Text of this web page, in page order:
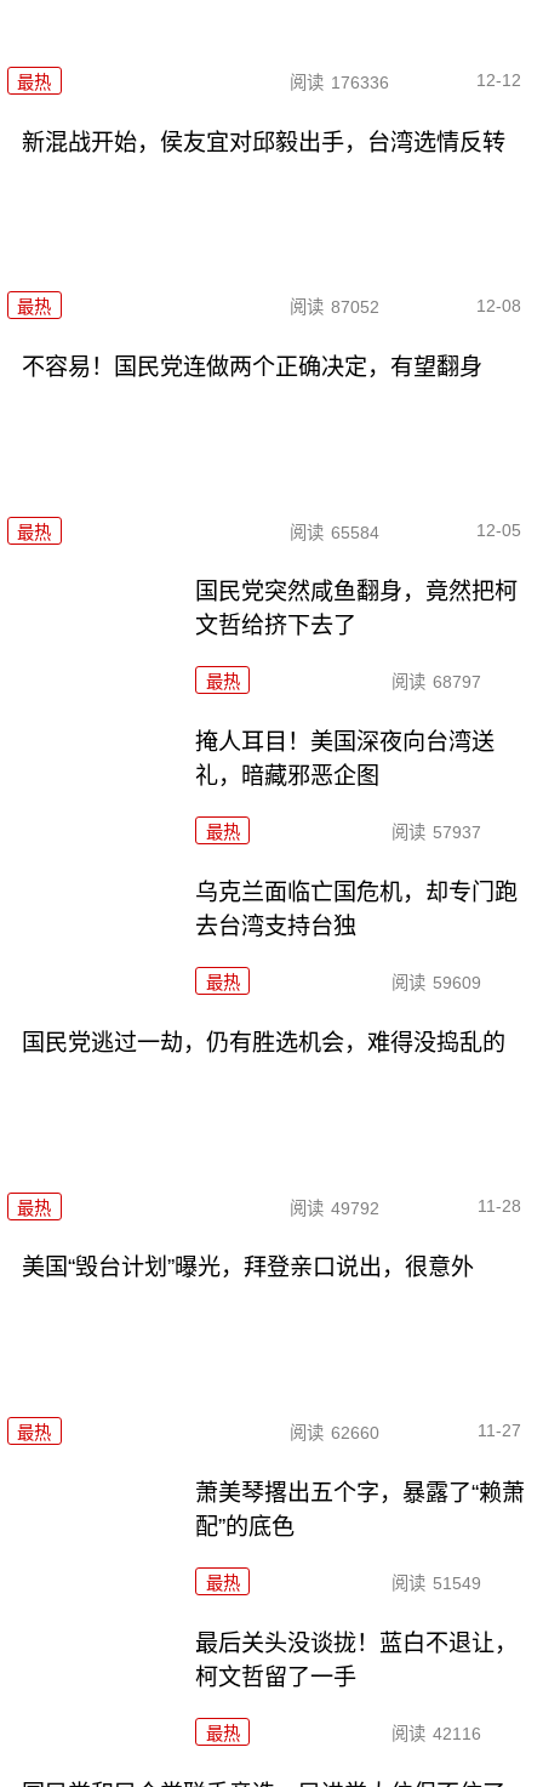
最热 阅读 176336 12-12
新混战开始，侯友宜对邱毅出手，台湾选情反转
最热 阅读 87052 12-08
不容易！国民党连做两个正确决定，有望翻身
最热 阅读 65584 12-05
国民党突然咸鱼翻身，竟然把柯
文哲给挤下去了
最热 阅读 68797
掩人耳目！美国深夜向台湾送
礼，暗藏邪恶企图
最热 阅读 57937
乌克兰面临亡国危机，却专门跑
去台湾支持台独
最热 阅读 59609
国民党逃过一劫，仍有胜选机会，难得没捣乱的
最热 阅读 49792 11-28
美国“毁台计划”曝光，拜登亲口说出，很意外
最热 阅读 62660 11-27
萧美琴撂出五个字，暴露了“赖萧
配”的底色
最热 阅读 51549
最后关头没谈拢！蓝白不退让，
柯文哲留了一手
最热 阅读 42116